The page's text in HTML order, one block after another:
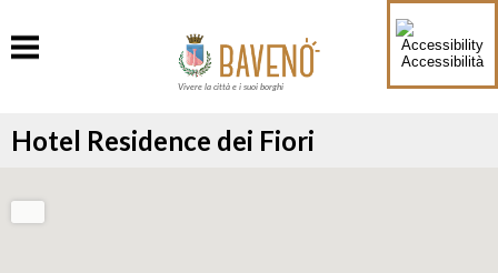
Accessibilità
Vivere la città e i suoi borghi
Hotel Residence dei Fiori